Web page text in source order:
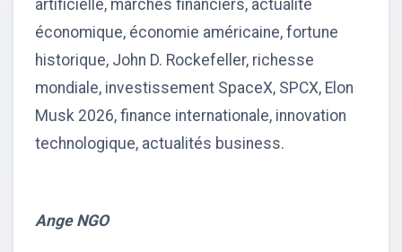
artificielle, marchés financiers, actualité
économique, économie américaine, fortune
historique, John D. Rockefeller, richesse
mondiale, investissement SpaceX, SPCX, Elon
Musk 2026, finance internationale, innovation
technologique, actualités business.
Ange NGO